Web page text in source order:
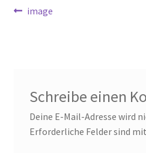
Beitragsnavigation
Vorheriger
image
Schreibe einen
Deine E-Mail-Adresse wird
Erforderliche Felder sind mit